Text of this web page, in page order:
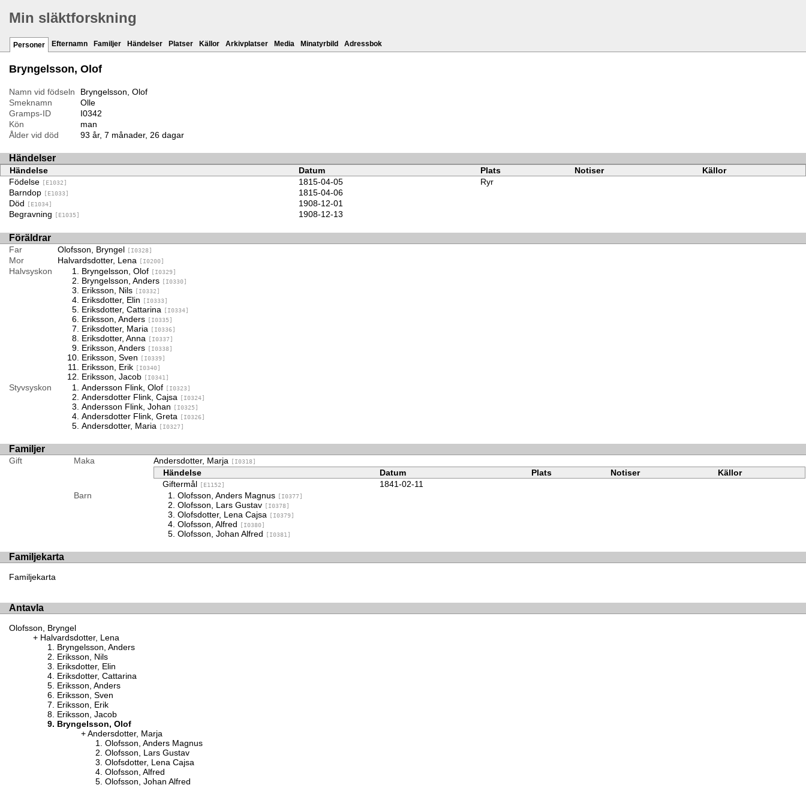
Min släktforskning
Personer Efternamn Familjer Händelser Platser Källor Arkivplatser Media Minatyrbild Adressbok
Bryngelsson, Olof
Namn vid födseln
Bryngelsson, Olof
Smeknamn
Olle
Gramps-ID
I0342
Kön
man
Ålder vid död
93 år, 7 månader, 26 dagar
Händelser
Händelse Datum Plats Notiser
Källor
Födelse
[E1032] 1815-04-05
Ryr
Barndop
[E1033]
1815-04-06
Död
[E1034]
1908-12-01
Begravning
[E1035] 1908-12-13
Föräldrar
Far Olofsson, Bryngel [I0328]
Mor Halvardsdotter, Lena [I0200]
Halvsyskon Bryngelsson, Olof [I0329]
Bryngelsson, Anders [I0330]
Eriksson, Nils [I0332]
Eriksdotter, Elin [I0333]
Eriksdotter, Cattarina [I0334]
Eriksson, Anders [I0335]
Eriksdotter, Maria [I0336]
Eriksdotter, Anna [I0337]
Eriksson, Anders [I0338]
Eriksson, Sven [I0339]
Eriksson, Erik [I0340]
Eriksson, Jacob [I0341]
Styvsyskon Andersson Flink, Olof [I0323]
Andersdotter Flink, Cajsa [I0324]
Andersson Flink, Johan [I0325]
Andersdotter Flink, Greta [I0326]
Andersdotter, Maria [I0327]
Familjer
Gift Maka Andersdotter, Marja [I0318]
Händelse Datum Plats Notiser
Källor
Giftermål
[E1152]
1841-02-11
Barn
Olofsson, Anders Magnus [I0377]
Olofsson, Lars Gustav [I0378]
Olofsdotter, Lena Cajsa [I0379]
Olofsson, Alfred [I0380]
Olofsson, Johan Alfred [I0381]
Familjekarta
Familjekarta
Antavla
Olofsson, Bryngel
Halvardsdotter, Lena
Bryngelsson, Anders
Eriksson, Nils
Eriksdotter, Elin
Eriksdotter, Cattarina
Eriksson, Anders
Eriksson, Sven
Eriksson, Erik
Eriksson, Jacob
Bryngelsson, Olof
Andersdotter, Marja
Olofsson, Anders Magnus
Olofsson, Lars Gustav
Olofsdotter, Lena Cajsa
Olofsson, Alfred
Olofsson, Johan Alfred